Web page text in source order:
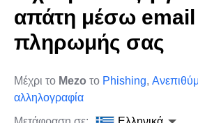
απάτη μέσω email
πληρωμής σας
Μέχρι το Mezo το Phishing,
αλληλογραφία